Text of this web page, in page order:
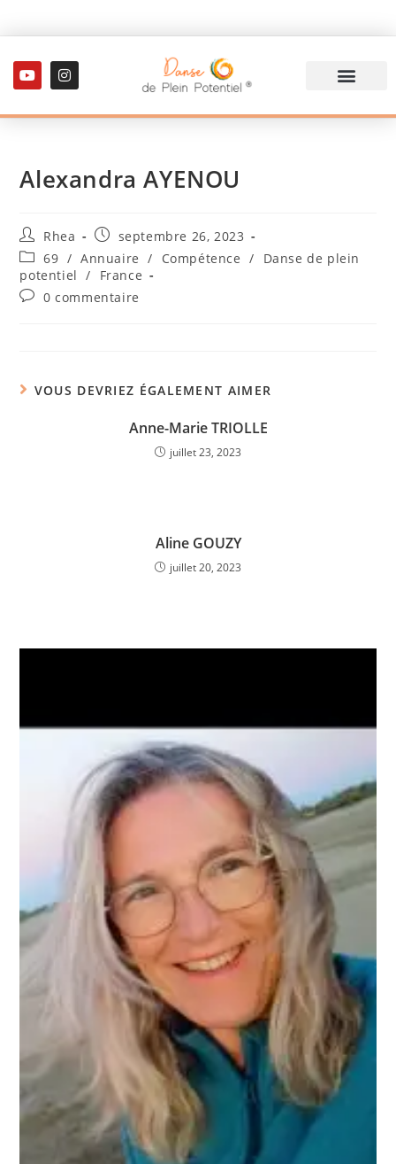
Alexandra AYENOU
Rhea
septembre 26, 2023
69 / Annuaire / Compétence /
Danse de plein
potentiel
/
France
0 commentaire
VOUS DEVRIEZ ÉGALEMENT AIMER
Anne-Marie TRIOLLE
juillet 23, 2023
Aline GOUZY
juillet 20, 2023